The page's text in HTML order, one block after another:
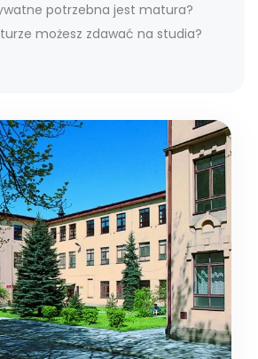
potrzebna jest matura?
możesz zdawać na studia?